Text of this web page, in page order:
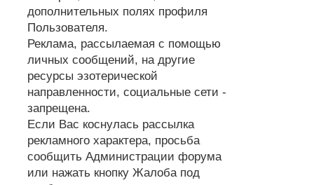
дополнительных полях профиля
Пользователя.
Реклама, рассылаемая с помощью
личных сообщений, на другие
ресурсы эзотерической
направленности, социальные сети -
запрещена.
Если Вас коснулась рассылка
рекламного характера, просьба
сообщить Администрации форума
или нажать кнопку Жалоба под